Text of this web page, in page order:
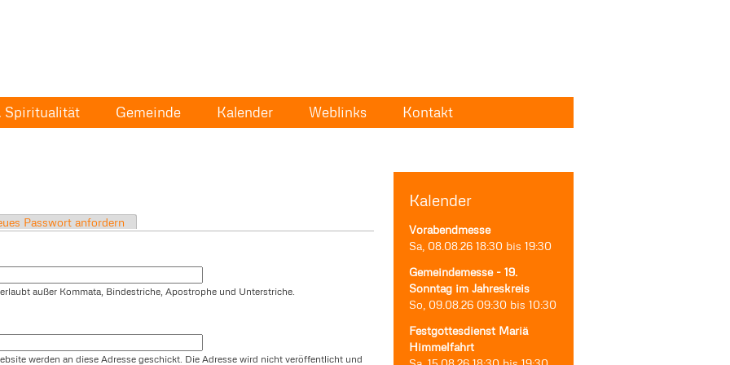
Spiritualität Gemeinde Kalender Weblinks Kontakt
Kalender
Vorabendmesse
Sa, 08.08.26 18:30 bis 19:30
Gemeindemesse - 19.
Sonntag im Jahreskreis
So, 09.08.26 09:30 bis 10:30
Festgottesdienst Mariä
Himmelfahrt
Passwort anfordern
außer Kommata, Bindestriche, Apostrophe und Unterstriche.
werden an diese Adresse geschickt. Die Adresse wird nicht veröffentlicht und